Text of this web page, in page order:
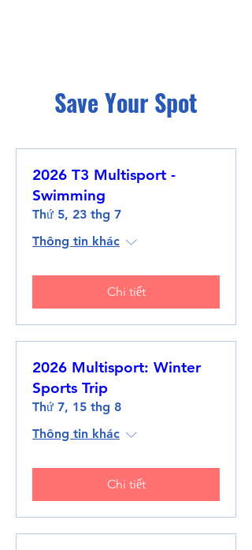
Save Your Spot
2026 T3 Multisport -
Swimming
Thứ 5, 23 thg 7
Thông tin khác
Chi tiết
2026 Multisport: Winter
Sports Trip
Thứ 7, 15 thg 8
Thông tin khác
Chi tiết